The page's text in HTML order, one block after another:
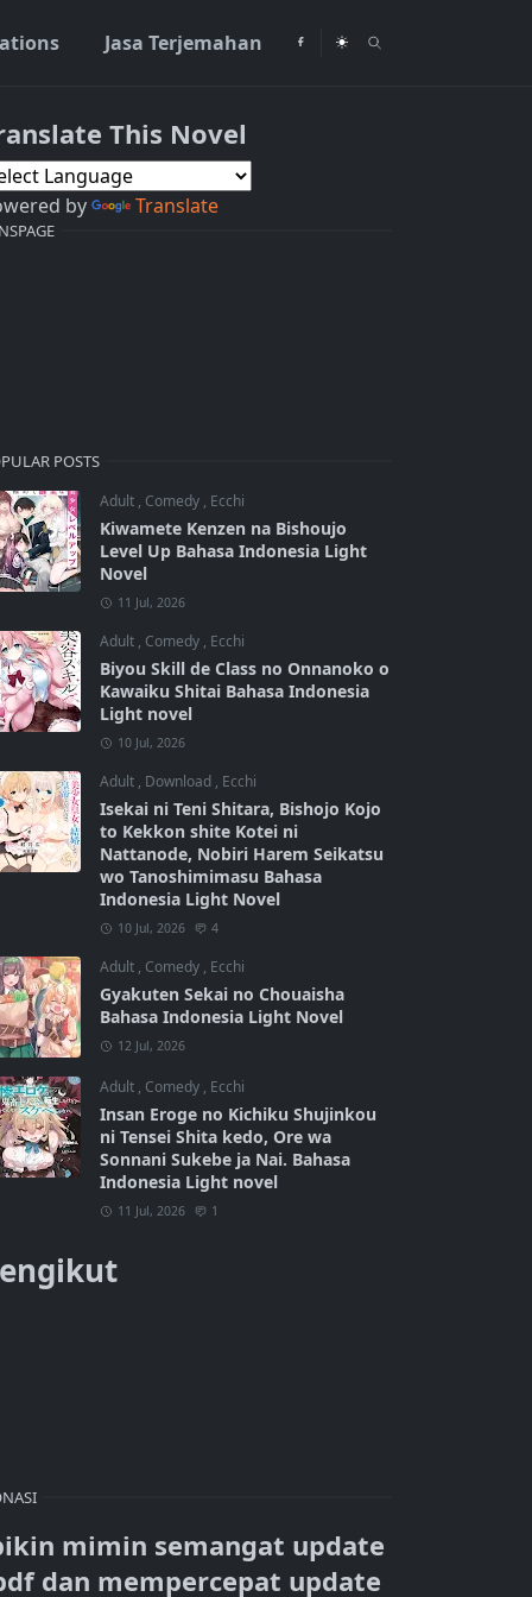
Jasa Terjemahan
This Novel
by Translate
POSTS
Adult , Comedy , Ecchi
Kiwamete Kenzen na Bishoujo
Level Up Bahasa Indonesia Light
Novel
11 Jul, 2026
Adult , Comedy , Ecchi
Biyou Skill de Class no Onnanoko o
Kawaiku Shitai Bahasa Indonesia
Light novel
10 Jul, 2026
Adult , Download , Ecchi
Isekai ni Teni Shitara, Bishojo Kojo
to Kekkon shite Kotei ni
Nattanode, Nobiri Harem Seikatsu
wo Tanoshimimasu Bahasa
Indonesia Light Novel
10 Jul, 2026 4
Adult , Comedy , Ecchi
Gyakuten Sekai no Chouaisha
Bahasa Indonesia Light Novel
12 Jul, 2026
Adult , Comedy , Ecchi
Insan Eroge no Kichiku Shujinkou
ni Tensei Shita kedo, Ore wa
Sonnani Sukebe ja Nai. Bahasa
Indonesia Light novel
11 Jul, 2026 1
mimin semangat update
dan mempercepat update